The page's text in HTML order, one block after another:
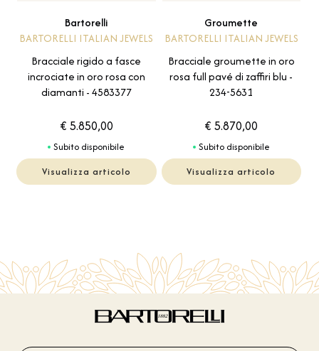
Bartorelli
BARTORELLI ITALIAN JEWELS
Bracciale rigido a fasce
incrociate in oro rosa con
diamanti - 4583377
€ 5.850,00
Subito disponibile
Visualizza articolo
Groumette
BARTORELLI ITALIAN JEWELS
Bracciale groumette in oro
rosa full pavé di zaffiri blu -
234-5631
€ 5.870,00
Subito disponibile
Visualizza articolo